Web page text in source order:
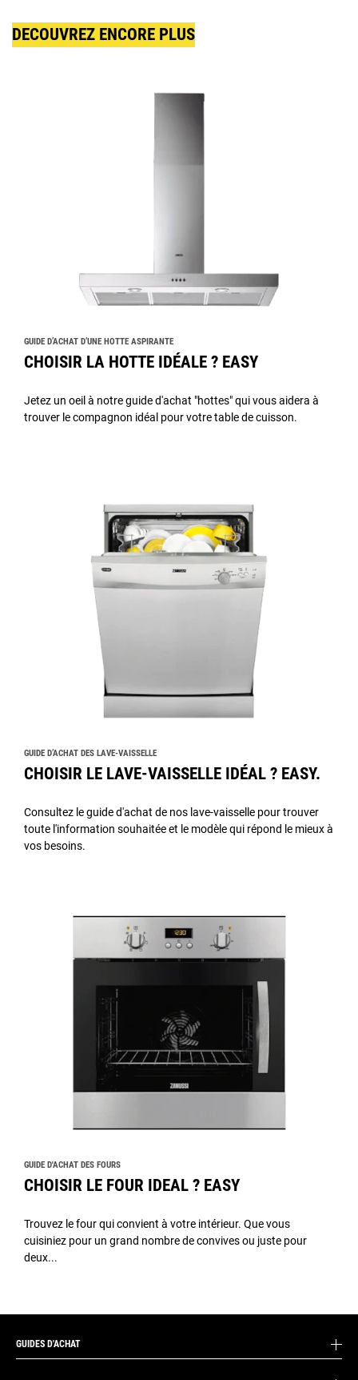
DECOUVREZ ENCORE PLUS
CHOISIR LA HOTTE IDÉALE ? EASY
GUIDE D’ACHAT D’UNE HOTTE ASPIRANTE
Jetez un oeil à notre guide d'achat "hottes" qui vous aidera à
trouver le compagnon idéal pour votre table de cuisson.
CHOISIR LE LAVE-VAISSELLE IDÉAL ? EASY.
GUIDE D’ACHAT DES LAVE-VAISSELLE
Consultez le guide d'achat de nos lave-vaisselle pour trouver
toute l'information souhaitée et le modèle qui répond le mieux à
vos besoins.
CHOISIR LE FOUR IDEAL ? EASY
GUIDE D'ACHAT DES FOURS
Trouvez le four qui convient à votre intérieur. Que vous
cuisiniez pour un grand nombre de convives ou juste pour
deux...
GUIDES D'ACHAT